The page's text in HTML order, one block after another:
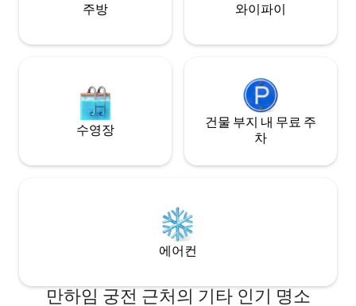
주방 와이파이
수영장
건물 부지 내 무료 주
차
에어컨
만하임 궁전 근처의 기타 인기 명소